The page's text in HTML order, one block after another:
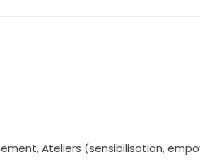
Ateliers (sensibilisation,